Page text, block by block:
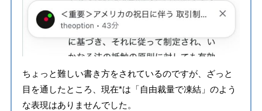
ちょっと難しい書き方をされているのですが、ざっと
目を通したところ、現在*は「自由裁量で凍結」のよう
な表現はありませんでした。